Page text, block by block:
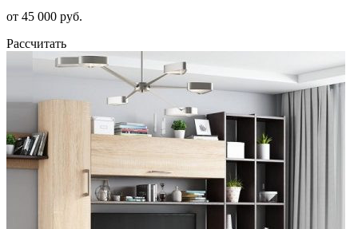
от 45 000 руб.
Рассчитать